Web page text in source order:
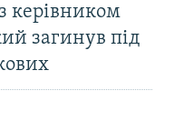
керівником
загинув під